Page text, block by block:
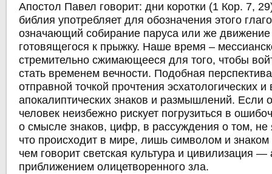
Апостол Павел говорит: дни коротки (1 Кор. 7,
библия употребляет для обозначения этого
означающий собирание паруса или же движение
готовящегося к прыжку. Наше время –
стремительно сжимающееся для того, чтобы
стать временем вечности. Подобная
отправной точкой прочтения эсхатологических и
апокалиптических знаков и размышлений. Если
человек неизбежно рискует погрузиться в
о смысле знаков, цифр, в рассуждения о том, не
что происходит в мире, лишь символом и знаком
чем говорит светская культура и цивилизация ―
приближением олицетворенного зла.